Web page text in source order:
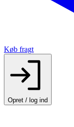
Køb fragt
Opret / log ind